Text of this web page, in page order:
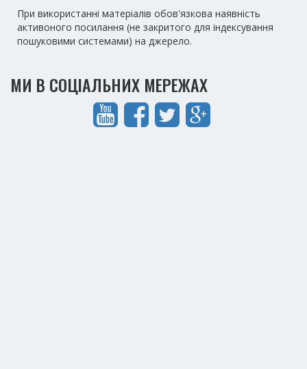
При використанні матеріалів обов'язкова наявність
активоного посилання (не закритого для індексування
пошуковими системами) на джерело.
МИ В СОЦІАЛЬНИХ МЕРЕЖАХ